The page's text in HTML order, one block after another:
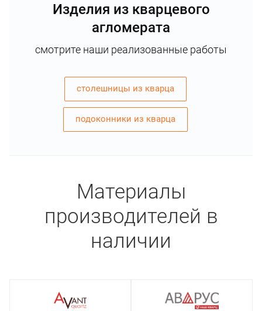
Изделия из кварцевого
агломерата
смотрите наши реализованные работы
столешницы из кварца
подоконники из кварца
Материалы
производителей в
наличии